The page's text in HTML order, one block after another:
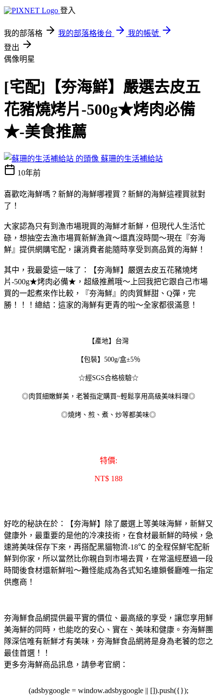
登入
我的部落格 我的部落格後台
我的帳號
登出
偶像明星
[宅配]【夯海鮮】嚴選去皮五
花豬燒烤片-500g★烤肉必備
★-美食推薦
蘇珊的生活補給站
10年前
喜歡吃海鮮嗎？新鮮的海鮮哪裡買？新鮮的海鮮這裡買就對
了！
大家認為只有到漁市場現買的海鮮才新鮮，但現代人生活忙
碌，想抽空去漁市場買新鮮漁貨～還真沒時間～現在『夯海
鮮』提供網購宅配，讓消費者能隨時享受到高品質的海鮮！
其中，我最愛這一味了：【夯海鮮】嚴選去皮五花豬燒烤
片-500g★烤肉必備★，超級推薦哦～上回我把它跟自己市場
買的一起煮來作比較，『夯海鮮』的肉質鮮甜、Q彈，完
勝！！！總結：這家的海鮮有更青的啦～全家都很滿意！
【產地】台灣
【包裝】500g/盒±5％
☆經SGS合格檢驗☆
◎肉質細嫩鮮美，老饕指定購買~輕鬆享用高級美味料理◎
◎燒烤、煎、煮、炒等都美味◎
特價:
NT$ 188
好吃的秘訣在於：【夯海鮮】除了嚴選上等美味海鮮，新鮮又
健康外，最重要的是他的冷凍技術，在食材最新鮮的時候，急
速將美味保存下來，再搭配黑貓物流-18℃ 的全程保鮮宅配新
鮮到你家，所以當然比你親自到市場去買，在常溫經歷過一段
時間後食材還新鮮啦～難怪能成為各式知名連鎖餐廳唯一指定
供應商！
夯海鮮食品網提供最平實的價位、最高級的享受，讓您享用鮮
美海鮮的同時，也能吃的安心、實在、美味和健康。夯海鮮團
隊深信唯有新鮮才有美味，夯海鮮食品網將是身為老饕的您之
最佳首選！！
更多夯海鮮商品訊息，請參考官網：
(adsbygoogle = window.adsbygoogle || []).push({});